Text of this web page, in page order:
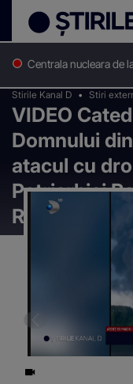
Centrala nucleara de
Stirile Kanal D Stiri
VIDEO
Domnului
atacul cu
Patriarhiei
Rusiei